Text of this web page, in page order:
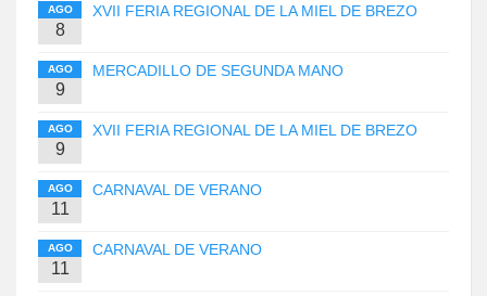
AGO
8
XVII FERIA REGIONAL DE LA MIEL DE BREZO
AGO
9
MERCADILLO DE SEGUNDA MANO
AGO
9
XVII FERIA REGIONAL DE LA MIEL DE BREZO
AGO
11
CARNAVAL DE VERANO
AGO
11
CARNAVAL DE VERANO